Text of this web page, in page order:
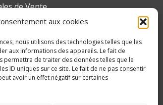
aux cookies
nous utilisons des technologies telles que les
aux informations des appareils. Le fait de
permettra de traiter des données telles que le
ID uniques sur ce site. Le fait de ne pas consentir
avoir un effet négatif sur certaines
de Vente